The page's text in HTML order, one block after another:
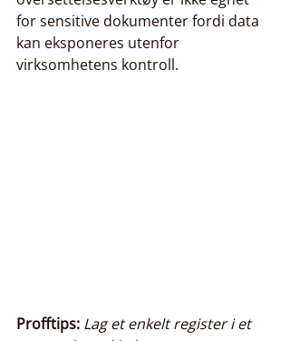
for sensitive dokumenter fordi data
kan eksponeres utenfor
virksomhetens kontroll.
Profftips: Lag et enkelt register i et